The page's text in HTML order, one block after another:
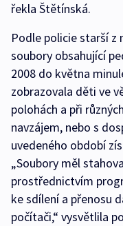
řekla Štětínská.
Podle policie starší z
soubory obsahující
2008 do května
zobrazovala děti ve
polohách a při
navzájem, nebo s
uvedeného období
„Soubory měl
prostřednictvím
ke sdílení a přenosu
počítači,“ vysvětlila